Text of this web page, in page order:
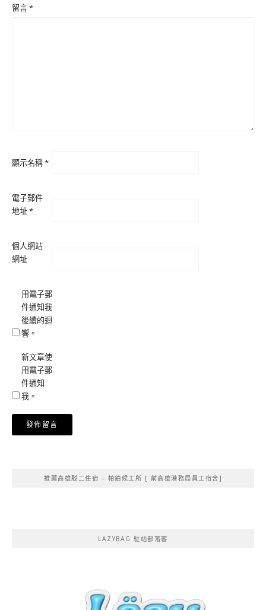
留言*
顯示名稱*
電子郵件
地址*
個人網站
網址
用電子郵
件通知我
後續的迴
響。
新文章使
用電子郵
件通知
我。
推薦高雄駁二住宿 – 帕鉑候工所 [ 前高雄港務局員工宿舍]
LAZYBAG 駐站部落客